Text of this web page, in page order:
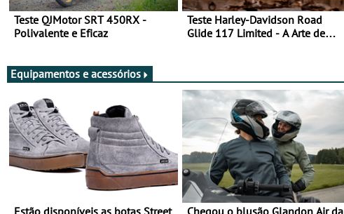
Teste QJMotor SRT 450RX -
Polivalente e Eficaz
Teste Harley-Davidson Road
Glide 117 Limited - A Arte de
Equipamentos e acessórios
Estão disponíveis as botas Street
Chegou o blusão Glandon Air da